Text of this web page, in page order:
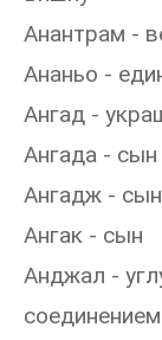
Анантрам -
Ананьо -
Ангад -
Ангада -
Ангадж - сын
Ангак - сын
Анджал -